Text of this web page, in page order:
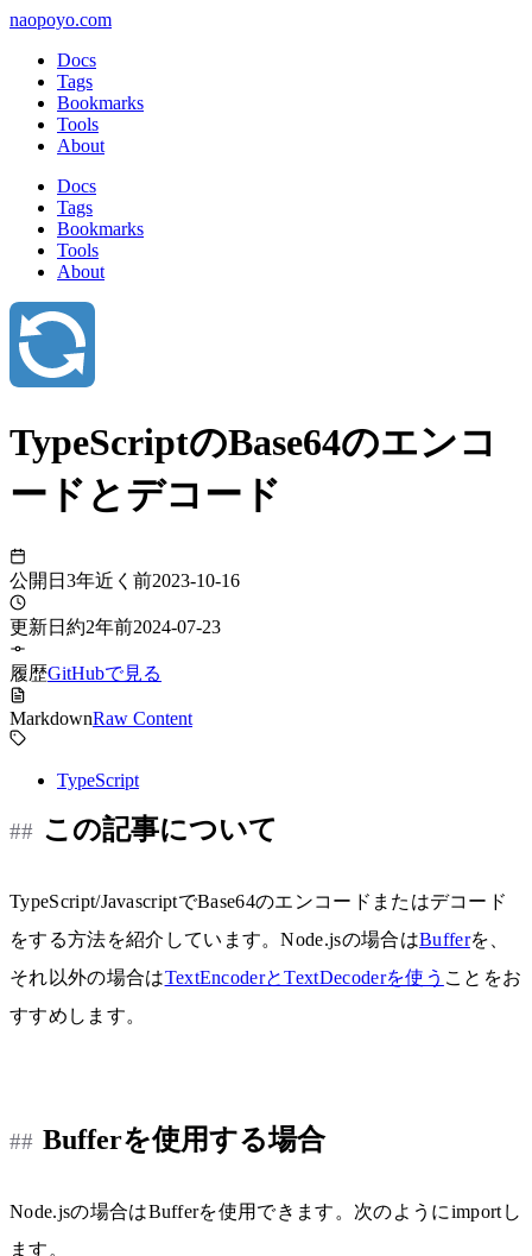
naopoyo.com
Docs
Tags
Bookmarks
Tools
About
Docs
Tags
Bookmarks
Tools
About
TypeScriptのBase64のエンコ
ードとデコード
公開日 3年近く前2023-10-16
更新日 約2年前2024-07-23
履歴GitHubで見る
MarkdownRaw Content
TypeScript
この記事について
TypeScript/JavascriptでBase64のエンコードまたはデコード
をする方法を紹介しています。Node.jsの場合はBufferを、
それ以外の場合はTextEncoderとTextDecoderを使う ことをお
すすめします。
Bufferを使用する場合
Node.jsの場合はBufferを使用できます。次のようにimportし
ます。